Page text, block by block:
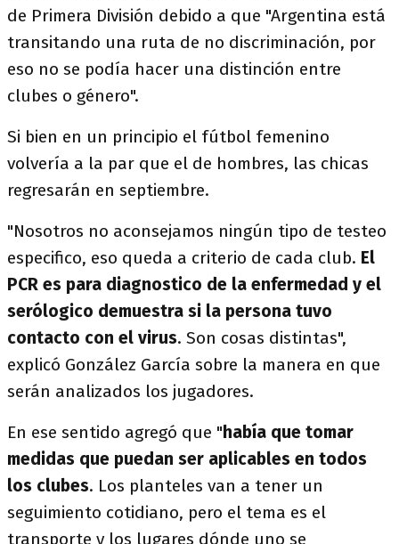
de Primera División debido a que "Argentina está
transitando una ruta de no discriminación, por
eso no se podía hacer una distinción entre
clubes o género".
Si bien en un principio el fútbol femenino
volvería a la par que el de hombres, las chicas
regresarán en septiembre.
"Nosotros no aconsejamos ningún tipo de testeo
especifico, eso queda a criterio de cada club. El
PCR es para diagnostico de la enfermedad y el
serólogico demuestra si la persona tuvo
contacto con el virus. Son cosas distintas",
explicó González García sobre la manera en que
serán analizados los jugadores.
En ese sentido agregó que " había que tomar
medidas que puedan ser aplicables en todos
los clubes. Los planteles van a tener un
seguimiento cotidiano, pero el tema es el
transporte y los lugares dónde uno se